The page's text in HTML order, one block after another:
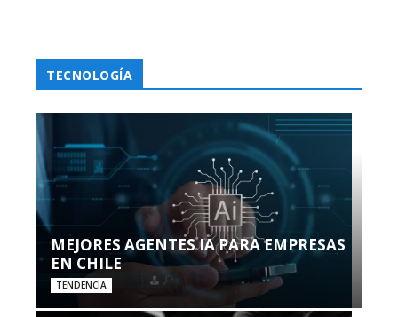
TECNOLOGÍA
MEJORES AGENTES IA PARA EMPRESAS
EN CHILE
TENDENCIA